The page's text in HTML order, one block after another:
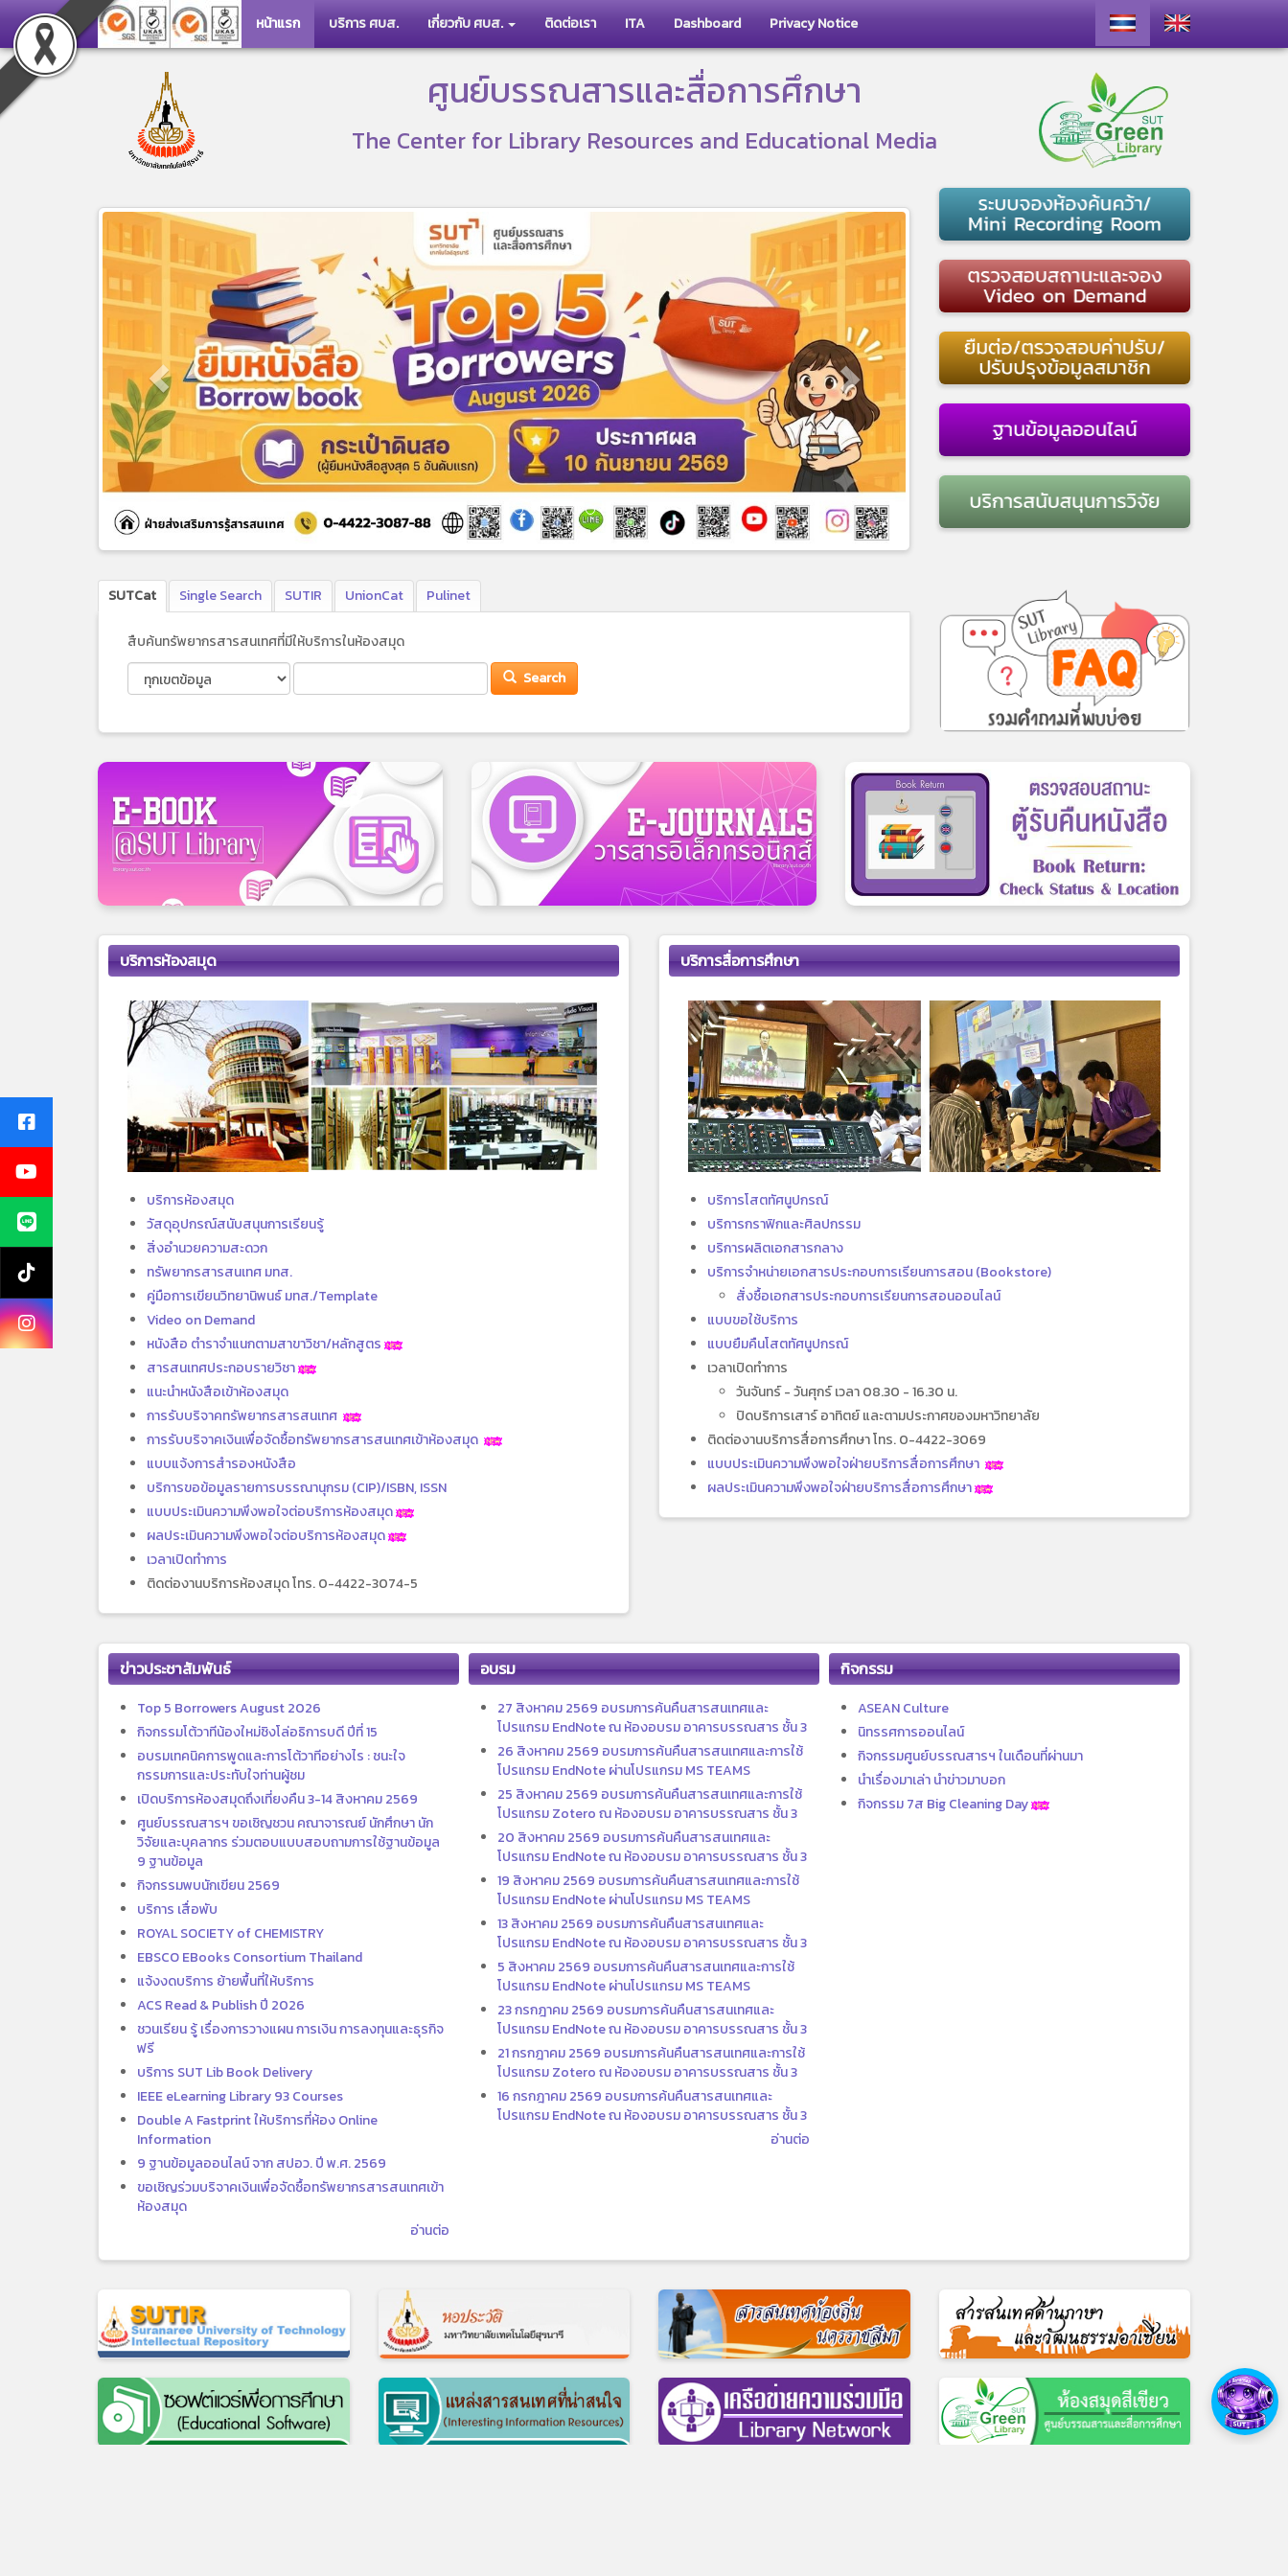
หน้าแรก บริการ ศบส. เกี่ยวกับ ศบส. ติดต่อเรา ITA Dashboard Privacy Notice
ศูนย์บรรณสารและสื่อการศึกษา
The Center for Library Resources and Educational Media
Previous Next
SUTCat Single Search SUTIR UnionCat Pulinet
สืบค้นทรัพยากรสารสนเทศที่มีให้บริการในห้องสมุด
Search
บริการห้องสมุด
บริการห้องสมุด
วัสดุอุปกรณ์สนับสนุนการเรียนรู้
สิ่งอำนวยความสะดวก
ทรัพยากรสารสนเทศ มทส.
คู่มือการเขียนวิทยานิพนธ์ มทส./Template
Video on Demand
หนังสือ ตำราจำแนกตามสาขาวิชา/หลักสูตร
สารสนเทศประกอบรายวิชา
แนะนำหนังสือเข้าห้องสมุด
การรับบริจาคทรัพยากรสารสนเทศ
การรับบริจาคเงินเพื่อจัดซื้อทรัพยากรสารสนเทศเข้าห้องสมุด
แบบแจ้งการสำรองหนังสือ
บริการขอข้อมูลรายการบรรณานุกรม (CIP)/ISBN, ISSN
แบบประเมินความพึงพอใจต่อบริการห้องสมุด
ผลประเมินความพึงพอใจต่อบริการห้องสมุด
เวลาเปิดทำการ
ติดต่องานบริการห้องสมุด โทร. 0-4422-3074-5
บริการสื่อการศึกษา
บริการโสตทัศนูปกรณ์
บริการกราฟิกและศิลปกรรม
บริการผลิตเอกสารกลาง
บริการจำหน่ายเอกสารประกอบการเรียนการสอน (Bookstore)
สั่งซื้อเอกสารประกอบการเรียนการสอนออนไลน์
แบบขอใช้บริการ
แบบยืมคืนโสตทัศนูปกรณ์
เวลาเปิดทำการ
วันจันทร์ - วันศุกร์ เวลา 08.30 - 16.30 น.
ปิดบริการเสาร์ อาทิตย์ และตามประกาศของมหาวิทยาลัย
ติดต่องานบริการสื่อการศึกษา โทร. 0-4422-3069
แบบประเมินความพึงพอใจฝ่ายบริการสื่อการศึกษา
ผลประเมินความพึงพอใจฝ่ายบริการสื่อการศึกษา
ข่าวประชาสัมพันธ์
Top 5 Borrowers August 2026
กิจกรรมโต้วาทีน้องใหม่ชิงโล่อธิการบดี ปีที่ 15
อบรมเทคนิคการพูดและการโต้วาทีอย่างไร : ชนะใจ
กรรมการและประทับใจท่านผู้ชม
เปิดบริการห้องสมุดถึงเที่ยงคืน 3-14 สิงหาคม 2569
ศูนย์บรรณสารฯ ขอเชิญชวน คณาจารณย์ นักศึกษา นัก
วิจัยและบุคลากร ร่วมตอบแบบสอบถามการใช้ฐานข้อมูล
9 ฐานข้อมูล
กิจกรรมพบนักเขียน 2569
บริการ เสื่อพับ
ROYAL SOCIETY of CHEMISTRY
EBSCO EBooks Consortium Thailand
แจ้งงดบริการ ย้ายพื้นที่ให้บริการ
ACS Read & Publish ปี 2026
ชวนเรียน รู้ เรื่องการวางแผน การเงิน การลงทุนและธุรกิจ
ฟรี
บริการ SUT Lib Book Delivery
IEEE eLearning Library 93 Courses
Double A Fastprint ให้บริการที่ห้อง Online
Information
9 ฐานข้อมูลออนไลน์ จาก สปอว. ปี พ.ศ. 2569
ขอเชิญร่วมบริจาคเงินเพื่อจัดซื้อทรัพยากรสารสนเทศเข้า
ห้องสมุด
อ่านต่อ
อบรม
27 สิงหาคม 2569 อบรมการค้นคืนสารสนเทศและ
โปรแกรม EndNote ณ ห้องอบรม อาคารบรรณสาร ชั้น 3
26 สิงหาคม 2569 อบรมการค้นคืนสารสนเทศและการใช้
โปรแกรม EndNote ผ่านโปรแกรม MS TEAMS
25 สิงหาคม 2569 อบรมการค้นคืนสารสนเทศและการใช้
โปรแกรม Zotero ณ ห้องอบรม อาคารบรรณสาร ชั้น 3
20 สิงหาคม 2569 อบรมการค้นคืนสารสนเทศและ
โปรแกรม EndNote ณ ห้องอบรม อาคารบรรณสาร ชั้น 3
19 สิงหาคม 2569 อบรมการค้นคืนสารสนเทศและการใช้
โปรแกรม EndNote ผ่านโปรแกรม MS TEAMS
13 สิงหาคม 2569 อบรมการค้นคืนสารสนเทศและ
โปรแกรม EndNote ณ ห้องอบรม อาคารบรรณสาร ชั้น 3
5 สิงหาคม 2569 อบรมการค้นคืนสารสนเทศและการใช้
โปรแกรม EndNote ผ่านโปรแกรม MS TEAMS
23 กรกฎาคม 2569 อบรมการค้นคืนสารสนเทศและ
โปรแกรม EndNote ณ ห้องอบรม อาคารบรรณสาร ชั้น 3
21 กรกฎาคม 2569 อบรมการค้นคืนสารสนเทศและการใช้
โปรแกรม Zotero ณ ห้องอบรม อาคารบรรณสาร ชั้น 3
16 กรกฎาคม 2569 อบรมการค้นคืนสารสนเทศและ
โปรแกรม EndNote ณ ห้องอบรม อาคารบรรณสาร ชั้น 3
อ่านต่อ
กิจกรรม
ASEAN Culture
นิทรรศการออนไลน์
กิจกรรมศูนย์บรรณสารฯ ในเดือนที่ผ่านมา
นำเรื่องมาเล่า นำข่าวมาบอก
กิจกรรม 7ส Big Cleaning Day